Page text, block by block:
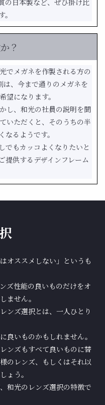
の日本製など、ぜひ掛け比
？
でメガネを作製される方の
は、今まで通りのメガネを
望になります。
し、和光の社員の説明を聞
いただくと、そのうちの半
るようです。
でもカッコよくなりたいと
提供するデザインフレーム
オススメしない」というも
ズ性能の良いものだけをオ
ません。
ンズ選択とは、一人ひとり
良いものかもしれません。
ンズもすべて良いものに替
のレンズ、もしくはそれ以
ょう。
和光のレンズ選択の特徴で